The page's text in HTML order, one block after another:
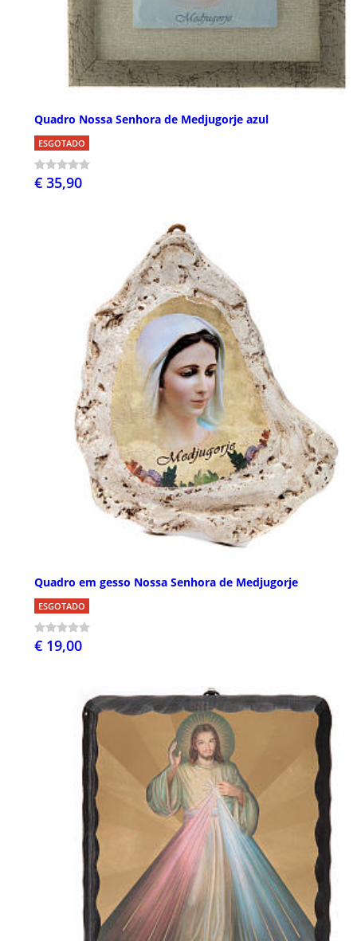
Quadro Nossa Senhora de Medjugorje azul
ESGOTADO
€ 35,90
Quadro em gesso Nossa Senhora de Medjugorje
ESGOTADO
€ 19,00